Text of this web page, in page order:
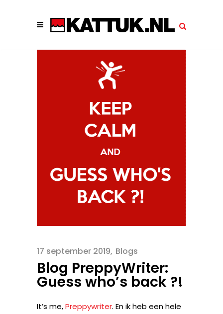
17 september 2019 Blogs
Blog PreppyWriter:
Guess who’s back ?!
It’s me,Preppywriter. En ik heb een hele